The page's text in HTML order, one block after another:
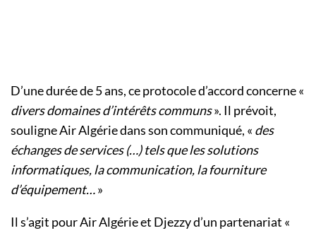
D’une durée de 5 ans, ce protocole d’accord concerne «
divers domaines d’intérêts communs». Il prévoit,
souligne Air Algérie dans son communiqué, « des
échanges de services (…) tels que les solutions
informatiques, la communication, la fourniture
d’équipement…»
Il s’agit pour Air Algérie et Djezzy d’un partenariat «